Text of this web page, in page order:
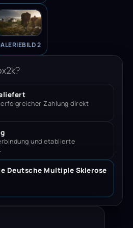
2
Zahlung direkt
und etablierte
Deutsche Multiple Sklerose